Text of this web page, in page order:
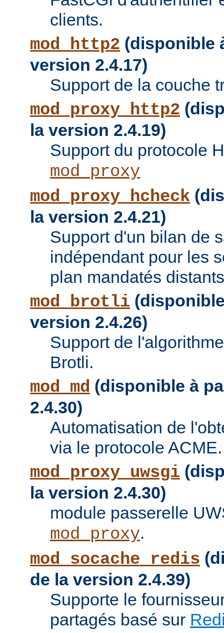
clients.
mod_http2 (disponible
version 2.4.17)
Support de la couche
mod_proxy_http2
la version 2.4.19)
Support du protocole
mod_proxy
mod_proxy_hcheck
la version 2.4.21)
Support d'un bilan de
indépendant pour les
plan mandatés
mod_brotli
version 2.4.26)
Support de
Brotli.
mod_md (disponible à
2.4.30)
Automatisation de
via le protocole ACME.
mod_proxy_uwsgi
la version 2.4.30)
module passerelle
mod_proxy.
mod_socache_redis
de la version 2.4.39)
Supporte le
partagés basé sur